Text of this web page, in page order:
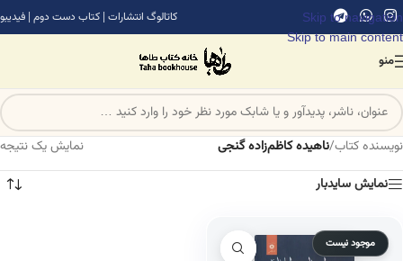
Skip to navigation
Skip to main content
کاتالوگ انتشارات | کتاب دست دوم | فیدیبو
منو
نویسنده کتاب/ناهیده کاظم‌زاده گنجی
نمایش یک نتیجه
نمایش سایدبار
موجود نیست